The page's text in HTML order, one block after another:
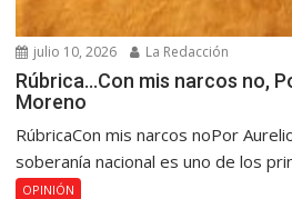
julio 10, 2026 La Redacción
Rúbrica…Con mis narcos no,
Moreno
RúbricaCon mis narcos noPor
soberanía nacional es uno de los
OPINIÓN